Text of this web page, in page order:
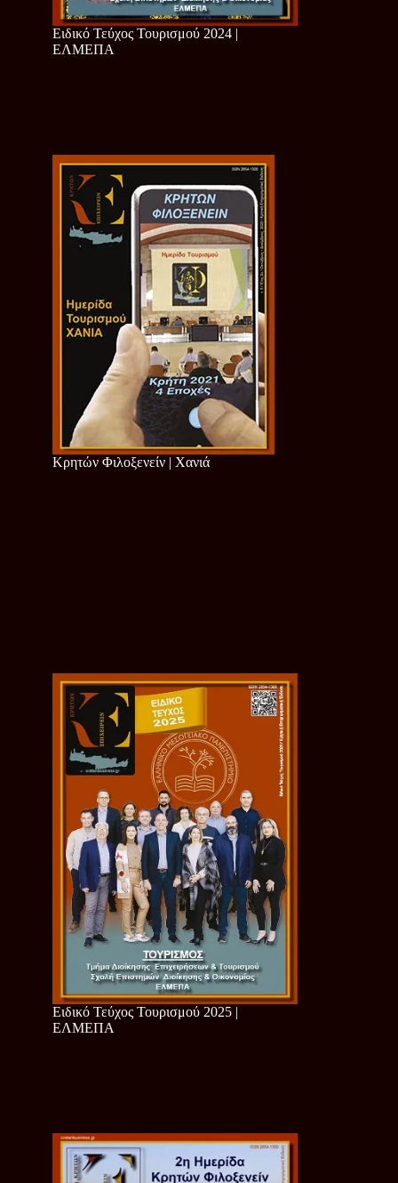
Ειδικό Τεύχος Τουρισμού 2024 |
ΕΛΜΕΠΑ
Κρητών Φιλοξενείν | Χανιά
Ειδικό Τεύχος Τουρισμού 2025 |
ΕΛΜΕΠΑ